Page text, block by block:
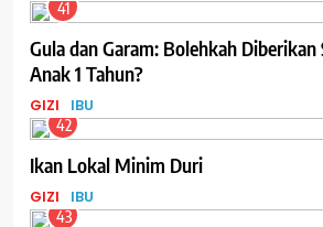
41
Gula dan Garam: Bolehkah Diberikan
Anak 1 Tahun?
GIZI IBU
42
Ikan Lokal Minim Duri
GIZI IBU
43